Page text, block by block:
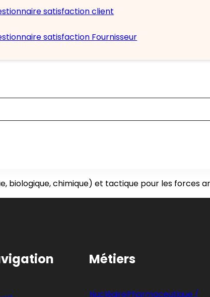
satisfaction client
satisfaction Fournisseur
biologique, chimique) et tactique pour les forces
Métiers
NucléairePharmaceutique /